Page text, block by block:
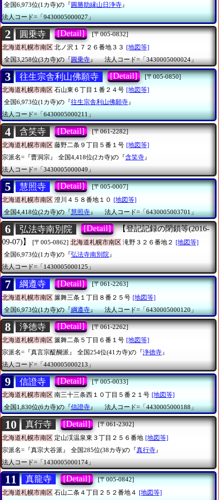
全国6,973位(1カ寺)の『圓勝助縁山日浄寺 』
法人コード=「9430005000027」
2 圓乗寺 [Detail]
[〒005-0832]
北海道札幌市南区 北ノ沢１７２６番地３３ [地図等]
全国3,258位(3カ寺)の『圓乗寺』 法人コード=「3430005000024」
3 往生宗舎利山佛願寺 [Detail]
[〒005-0850]
北海道札幌市南区 石山東６丁目１番２４号 [地図等]
全国6,973位(1カ寺)の『往生宗舎利山佛願寺』
法人コード=「6430005000211」
4 含笑寺 [Detail]
[〒061-2282]
北海道札幌市南区 藤野二条９丁目５番１号 [地図等]
宗派名=『曹洞宗』
全国4,418位(2カ寺)の『含笑寺 』
法人コード=「3430005000049」
5 慧照寺 [Detail]
[〒005-0007]
北海道札幌市南区 澄川４５８番地１０ [地図等]
全国4,418位(2カ寺)の『慧照寺』 法人コード=「6430005003701」
6 弘法寺南別院 [Detail]
【登記記録の閉鎖等(2016-
09-07)】
[〒005-0862] 北海道札幌市南区 滝野３２６番地２ [地図等]
全国6,973位(1カ寺)の『弘法寺南別院』
法人コード=「1430005000125」
7 綱遵寺 [Detail]
[〒061-2263]
北海道札幌市南区 簾舞三条１丁目８番２５号 [地図等]
全国6,973位(1カ寺)の『綱遵寺』 法人コード=「6430005000120」
8 浄徳寺 [Detail]
[〒061-2262]
北海道札幌市南区 簾舞二条５丁目６番１号 [地図等]
宗派名=『真言宗醍醐派』
全国254位(41カ寺)の『浄徳寺』
法人コード=「4430005000213」
9 信證寺 [Detail]
[〒005-0033]
北海道札幌市南区 南三十三条西１０丁目５番２１号 [地図等]
全国1,830位(6カ寺)の『信證寺』 法人コード=「4430005000188」
10 真行寺 [Detail]
[〒061-2302]
北海道札幌市南区 定山渓温泉東３丁目２５６番地 [地図等]
宗派名=『真宗大谷派』
全国285位(38カ寺)の『真行寺 』
法人コード=「1430005000174」
11 真龍寺 [Detail]
[〒005-0842]
北海道札幌市南区 石山二条４丁目２５２番地４ [地図等]